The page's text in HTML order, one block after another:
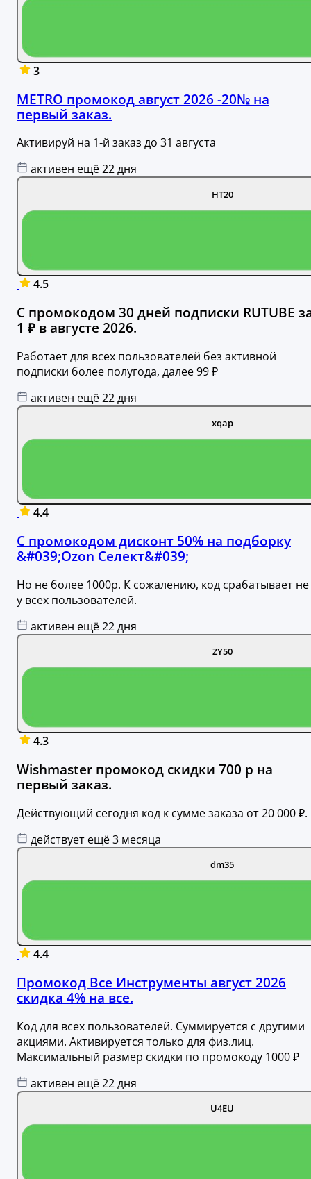
3
METRO промокод август 2026 -20№ на
первый заказ.
Активируй на 1‑й заказ до 31 августа
активен ещё 22 дня
НТ20
4.5
С промокодом 30 дней подписки RUTUBE
1 ₽ в августе 2026.
Работает для всех пользователей без активной
подписки более полугода, далее 99 ₽
активен ещё 22 дня
xqap
4.4
С промокодом дисконт 50% на подборку
&#039;Ozon Селект&#039;
Но не более 1000р. К сожалению, код срабатывает не
у всех пользователей.
активен ещё 22 дня
ZY50
4.3
Wishmaster промокод скидки 700 р на
первый заказ.
Действующий сегодня код к сумме заказа от 20 000 ₽.
действует ещё 3 месяца
dm35
4.4
Промокод Все Инструменты август 2026
скидка 4% на все.
Код для всех пользователей. Суммируется с другими
акциями. Активируется только для физ.лиц.
Максимальный размер скидки по промокоду 1000 ₽
активен ещё 22 дня
U4EU